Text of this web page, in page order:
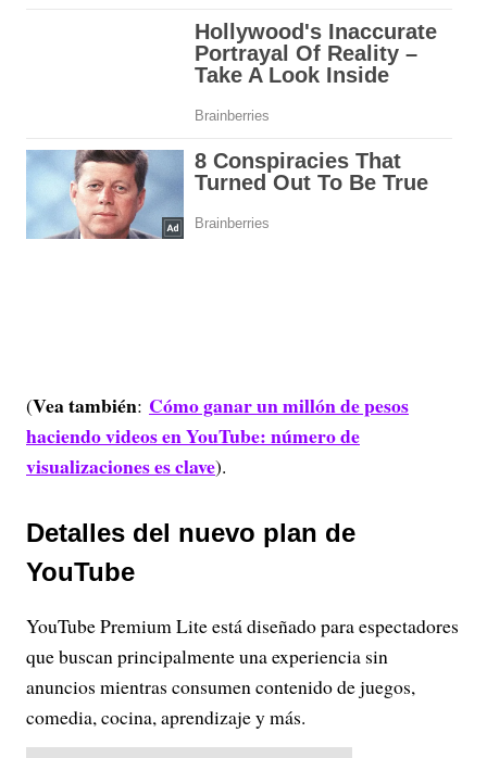
(Vea también: Cómo ganar un millón de pesos
haciendo videos en YouTube: número de
visualizaciones es clave).
Detalles del nuevo plan de
YouTube
YouTube Premium Lite está diseñado para espectadores
que buscan principalmente una experiencia sin
anuncios mientras consumen contenido de juegos,
comedia, cocina, aprendizaje y más.